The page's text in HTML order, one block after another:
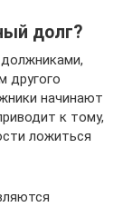
долг?
другого
начинают
к тому,
ложиться